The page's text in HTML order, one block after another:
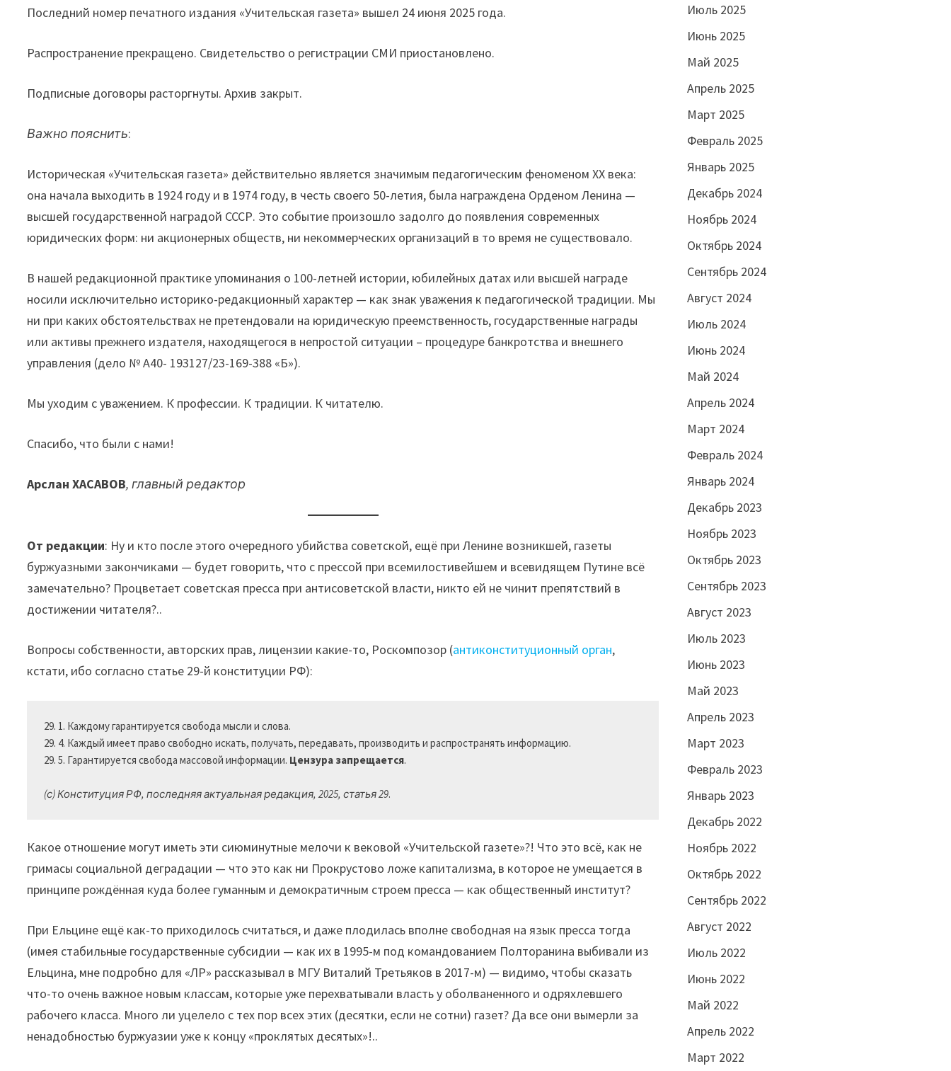
Последний номер печатного издания «Учительская газета» вышел 24 июня 2025 года.
Распространение прекращено. Свидетельство о регистрации СМИ приостановлено.
Подписные договоры расторгнуты. Архив закрыт.
Важно пояснить:
Историческая «Учительская газета» действительно является значимым педагогическим феноменом XX века:
она начала выходить в 1924 году и в 1974 году, в честь своего 50-летия, была награждена Орденом Ленина —
высшей государственной наградой СССР. Это событие произошло задолго до появления современных
юридических форм: ни акционерных обществ, ни некоммерческих организаций в то время не существовало.
В нашей редакционной практике упоминания о 100-летней истории, юбилейных датах или высшей награде
носили исключительно историко-редакционный характер — как знак уважения к педагогической традиции. Мы
ни при каких обстоятельствах не претендовали на юридическую преемственность, государственные награды
или активы прежнего издателя, находящегося в непростой ситуации – процедуре банкротства и внешнего
управления (дело № А40- 193127/23-169-388 «Б»).
Мы уходим с уважением. К профессии. К традиции. К читателю.
Спасибо, что были с нами!
Арслан ХАСАВОВ, главный редактор
От редакции: Ну и кто после этого очередного убийства советской, ещё при Ленине возникшей, газеты
буржуазными закончиками — будет говорить, что с прессой при всемилостивейшем и всевидящем Путине всё
замечательно? Процветает советская пресса при антисоветской власти, никто ей не чинит препятствий в
достижении читателя?..
Вопросы собственности, авторских прав, лицензии какие-то, Роскомпозор (антиконституционный орган,
кстати, ибо согласно статье 29-й конституции РФ):
29. 1. Каждому гарантируется свобода мысли и слова.
29. 4. Каждый имеет право свободно искать, получать, передавать, производить и распространять информацию.
29. 5. Гарантируется свобода массовой информации. Цензура запрещается.
(с) Конституция РФ, последняя актуальная редакция, 2025, статья 29.
Какое отношение могут иметь эти сиюминутные мелочи к вековой «Учительской газете»?! Что это всё, как не
гримасы социальной деградации — что это как ни Прокрустово ложе капитализма, в которое не умещается в
принципе рождённая куда более гуманным и демократичным строем пресса — как общественный институт?
При Ельцине ещё как-то приходилось считаться, и даже плодилась вполне свободная на язык пресса тогда
(имея стабильные государственные субсидии — как их в 1995-м под командованием Полторанина выбивали из
Ельцина, мне подробно для «ЛР» рассказывал в МГУ Виталий Третьяков в 2017-м) — видимо, чтобы сказать
что-то очень важное новым классам, которые уже перехватывали власть у оболваненного и одряхлевшего
рабочего класса. Много ли уцелело с тех пор всех этих (десятки, если не сотни) газет? Да все они вымерли за
ненадобностью буржуазии уже к концу «проклятых десятых»!..
Июль 2025
Июнь 2025
Май 2025
Апрель 2025
Март 2025
Февраль 2025
Январь 2025
Декабрь 2024
Ноябрь 2024
Октябрь 2024
Сентябрь 2024
Август 2024
Июль 2024
Июнь 2024
Май 2024
Апрель 2024
Март 2024
Февраль 2024
Январь 2024
Декабрь 2023
Ноябрь 2023
Октябрь 2023
Сентябрь 2023
Август 2023
Июль 2023
Июнь 2023
Май 2023
Апрель 2023
Март 2023
Февраль 2023
Январь 2023
Декабрь 2022
Ноябрь 2022
Октябрь 2022
Сентябрь 2022
Август 2022
Июль 2022
Июнь 2022
Май 2022
Апрель 2022
Март 2022